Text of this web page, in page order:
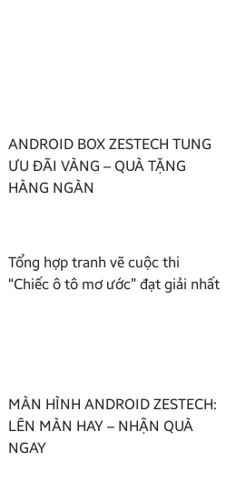
ANDROID BOX ZESTECH TUNG
ƯU ĐÃI VÀNG – QUÀ TẶNG
HÀNG NGÀN
Tổng hợp tranh vẽ cuộc thi
“Chiếc ô tô mơ ước” đạt giải nhất
MÀN HÌNH ANDROID ZESTECH:
LÊN MÀN HAY – NHẬN QUÀ
NGAY